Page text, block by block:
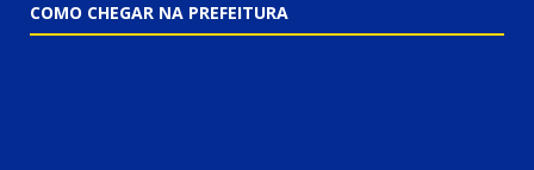
COMO CHEGAR NA PREFEITURA